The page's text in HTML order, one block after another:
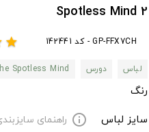
Spotless Mind 2
GP-FFX7CH - کد 142441 star
لباس
دورس Spotless Mind
رنگ
سایز لباس
info راهنمای